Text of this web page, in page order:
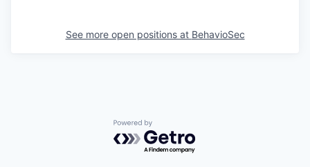
See more open positions at BehavioSec
Powered by Getro.com